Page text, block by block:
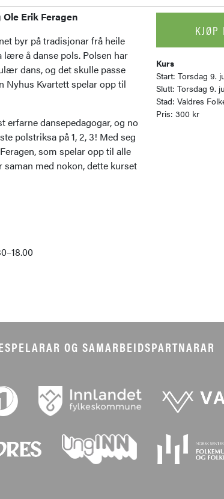
Erik Feragen
byr på tradisjonar frå heile
lære å danse pols. Polsen har
dans, og det skulle passe
Kvartett spelar opp til
erfarne dansepedagogar, og no
polstriksa på 1, 2, 3! Med seg
som spelar opp til alle
saman med nokon, dette kurset
KJØP
Kurs
Start: Torsdag 9.
Slutt: Torsdag 9.
Stad: Valdres
Pris: 300 kr
OG SAMARBEIDSPARTNARAR